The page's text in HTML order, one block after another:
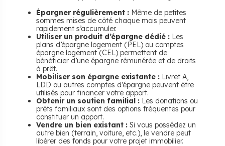
Épargner régulièrement : Même de petites
sommes mises de côté chaque mois peuvent
rapidement s’accumuler.
Utiliser un produit d’épargne dédié : Les
plans d’épargne logement (PEL) ou comptes
épargne logement (CEL) permettent de
bénéficier d’une épargne rémunérée et de droits
à prêt.
Mobiliser son épargne existante : Livret A,
LDD ou autres comptes d’épargne peuvent être
utilisés pour financer votre apport.
Obtenir un soutien familial : Les donations ou
prêts familiaux sont des options fréquentes pour
constituer un apport.
Vendre un bien existant : Si vous possédez un
autre bien (terrain, voiture, etc.), le vendre peut
libérer des fonds pour votre projet immobilier.